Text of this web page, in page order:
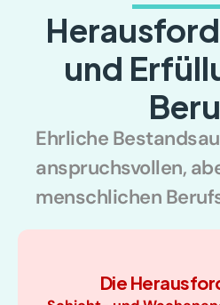
und
Ehrliche
anspruchsvollen,
menschlichen
Die